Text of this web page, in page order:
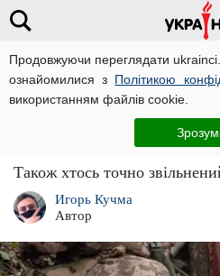
Продовжуючи переглядати
ознайомилися з Політикою
використанням файлів cookie.
Україна
Яких пенсіонерів
спати спокійно:
Також хтось точно
Игорь Кучма
Автор